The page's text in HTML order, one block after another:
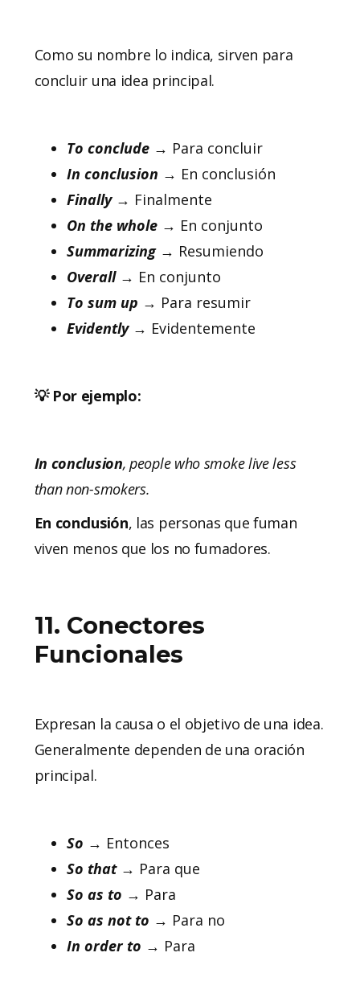
Como su nombre lo indica, sirven para
concluir una idea principal.
To conclude → Para concluir
In conclusion → En conclusión
Finally→ Finalmente
On the whole→ En conjunto
Summarizing→ Resumiendo
Overall→ En conjunto
To sum up → Para resumir
Evidently→ Evidentemente
💡 Por ejemplo:
In conclusion, people who smoke live less
than non-smokers.
En conclusión, las personas que fuman
viven menos que los no fumadores.
11. Conectores
Funcionales
Expresan la causa o el objetivo de una idea.
Generalmente dependen de una oración
principal.
So → Entonces
So that → Para que
So as to → Para
So as not to → Para no
In order to → Para